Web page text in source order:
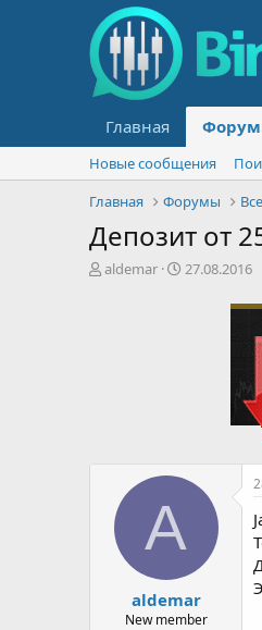
Главная
Новые сообщения
Главная
Форумы
Депозит от
А
aldemar
Д
27.08.2016
A
aldemar
New member